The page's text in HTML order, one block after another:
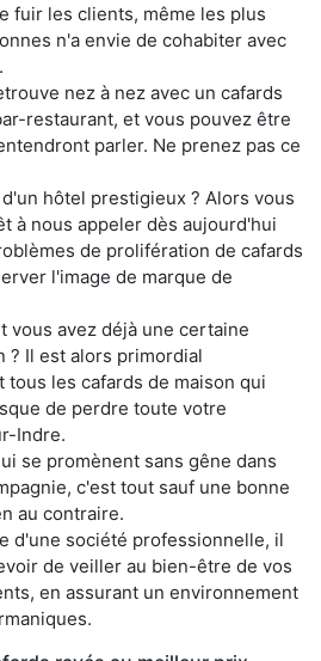
fuir les clients, même les plus
n'a envie de cohabiter avec
nez à nez avec un cafards
restaurant, et vous pouvez être
parler. Ne prenez pas ce
hôtel prestigieux ? Alors vous
à nous appeler dès aujourd'hui
de prolifération de cafards
l'image de marque de
vous avez déjà une certaine
? Il est alors primordial
les cafards de maison qui
de perdre toute votre
Indre.
se promènent sans gêne dans
c'est tout sauf une bonne
au contraire.
d'une société professionnelle, il
de veiller au bien-être de vos
en assurant un environnement